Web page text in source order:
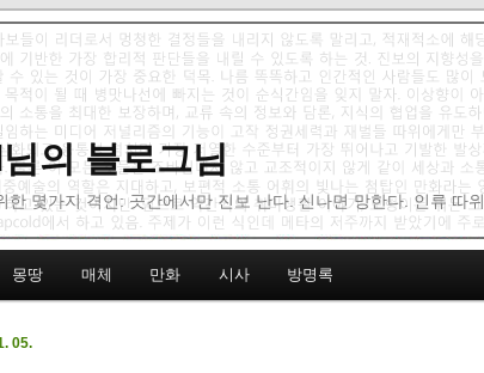
의 블로그님
몇가지 격언: 곳간에서만 진보 난다. 신나면 망한다. 인류 따
몽땅 매체 만화 시사 방명록
05.